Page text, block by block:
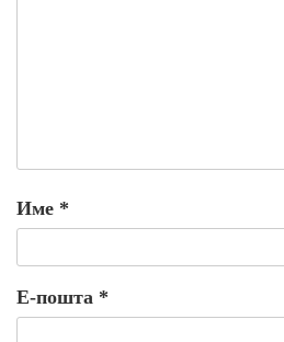
Име *
Е-пошта *